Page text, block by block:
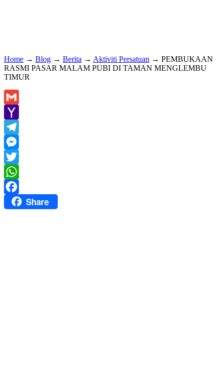
Home → Blog → Berita → Aktiviti Persatuan → PEMBUKAAN
RASMI PASAR MALAM PUBI DI TAMAN MENGLEMBU
TIMUR
Gmail
Yahoo
Mail
Telegram
Messenger
Twitter
WhatsApp
FacebookShare